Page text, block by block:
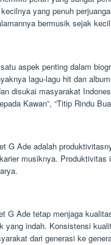
yang penuh
bermusik sejak
aspek penting dalam
lagu-lagu hit dan
disukai masyarakat
Kawan”, “Titip Rindu
G Ade adalah
musiknya.
G Ade tetap menjaga
yang indah. Konsistensi
dari generasi ke